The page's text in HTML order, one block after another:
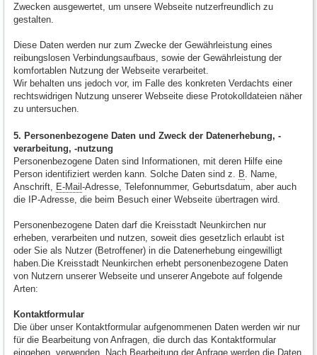
Zwecken ausgewertet, um unsere Webseite nutzerfreundlich zu
gestalten.
Diese Daten werden nur zum Zwecke der Gewährleistung eines
reibungslosen Verbindungsaufbaus, sowie der Gewährleistung der
komfortablen Nutzung der Webseite verarbeitet.
Wir behalten uns jedoch vor, im Falle des konkreten Verdachts einer
rechtswidrigen Nutzung unserer Webseite diese Protokolldateien näher
zu untersuchen.
5. Personenbezogene Daten und Zweck der Datenerhebung, -
verarbeitung, -nutzung
Personenbezogene Daten sind Informationen, mit deren Hilfe eine
Person identifiziert werden kann. Solche Daten sind z. B . Name,
Anschrift, E-Mail-Adresse, Telefonnummer, Geburtsdatum, aber auch
die IP-Adresse, die beim Besuch einer Webseite übertragen wird.
Personenbezogene Daten darf die Kreisstadt Neunkirchen nur
erheben, verarbeiten und nutzen, soweit dies gesetzlich erlaubt ist
oder Sie als Nutzer (Betroffener) in die Datenerhebung eingewilligt
haben.Die Kreisstadt Neunkirchen erhebt personenbezogene Daten
von Nutzern unserer Webseite und unserer Angebote auf folgende
Arten:
Kontaktformular
Die über unser Kontaktformular aufgenommenen Daten werden wir nur
für die Bearbeitung von Anfragen, die durch das Kontaktformular
eingehen, verwenden. Nach Bearbeitung der Anfrage werden die Daten